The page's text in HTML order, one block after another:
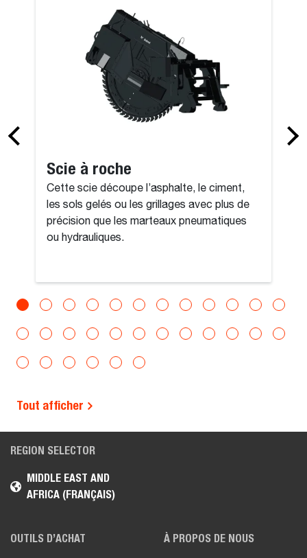
Scie à roche
Cette scie découpe l’asphalte, le ciment,
les sols gelés ou les grillages avec plus de
précision que les marteaux pneumatiques
ou hydrauliques.
Tout afficher
REGION SELECTOR
MIDDLE EAST AND
AFRICA (FRANÇAIS)
OUTILS D’ACHAT À PROPOS DE NOUS